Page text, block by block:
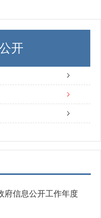
开
府信息公开工作年度